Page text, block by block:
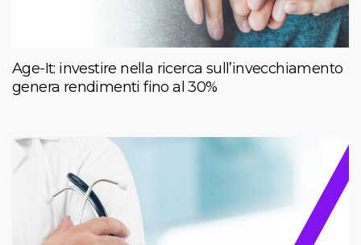
Age-It: investire nella ricerca sull’invecchiamento
genera rendimenti fino al 30%